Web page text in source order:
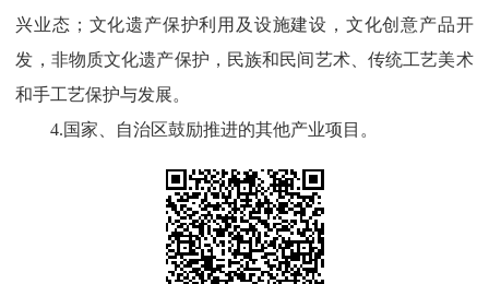
兴业态；文化遗产保护利用及设施建设，文化创意产品开
发，非物质文化遗产保护，民族和民间艺术、传统工艺美术
和手工艺保护与发展。
4.国家、自治区鼓励推进的其他产业项目。